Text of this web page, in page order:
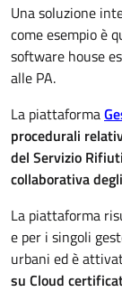
Una soluzione
come esempio è
software house
alle PA.
La piattaforma
procedurali
del Servizio Rifiuti
collaborativa
La piattaforma
e per i singoli
urbani ed è
su Cloud